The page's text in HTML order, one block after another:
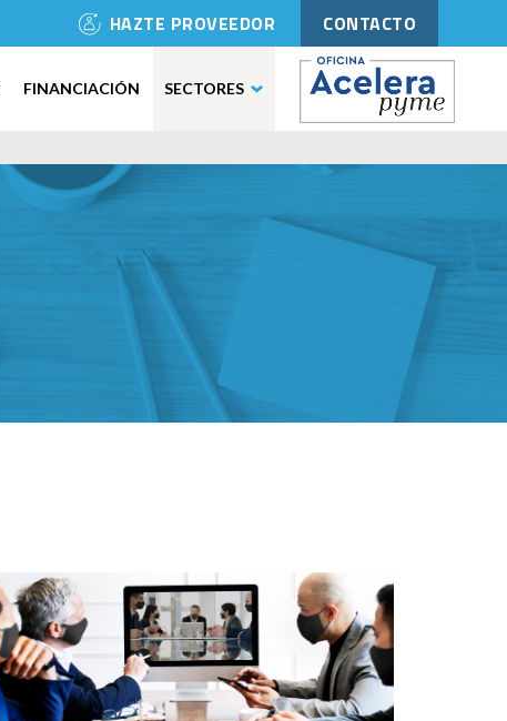
HAZTE PROVEEDOR CONTACTO
FINANCIACIÓN SECTORES